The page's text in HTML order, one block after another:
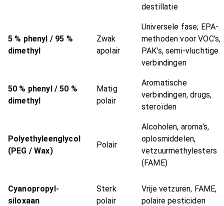
destillatie
5 % phenyl / 95 %
dimethyl
Zwak
apolair
Universele fase; EPA-
methoden voor VOC's,
PAK's, semi-vluchtige
verbindingen
50 % phenyl / 50 %
dimethyl
Matig
polair
Aromatische
verbindingen, drugs,
steroïden
Polyethyleenglycol
(PEG / Wax)
Polair
Alcoholen, aroma's,
oplosmiddelen,
vetzuurmethylesters
(FAME)
Cyanopropyl-
siloxaan
Sterk
polair
Vrije vetzuren, FAME,
polaire pesticiden